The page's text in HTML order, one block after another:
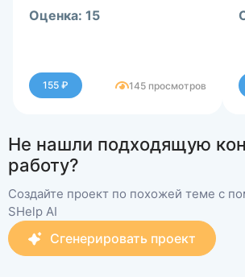
Оценка: 15
155 ₽ 145 просмотров
Не нашли подходящую
работу?
Создайте проект по похожей теме с
SHelp AI
Сгенерировать проект